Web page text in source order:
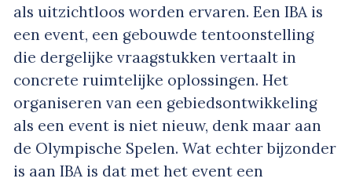
als uitzichtloos worden ervaren. Een IBA is
een event, een gebouwde tentoonstelling
die dergelijke vraagstukken vertaalt in
concrete ruimtelijke oplossingen. Het
organiseren van een gebiedsontwikkeling
als een event is niet nieuw, denk maar aan
de Olympische Spelen. Wat echter bijzonder
is aan IBA is dat met het event een